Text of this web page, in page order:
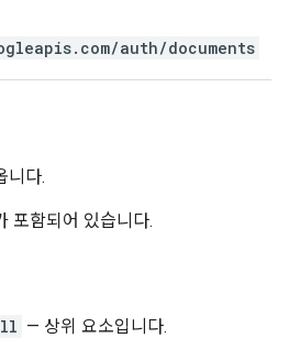
auth/documents
니다.
포함되어 있습니다.
— 상위 요소입니다.